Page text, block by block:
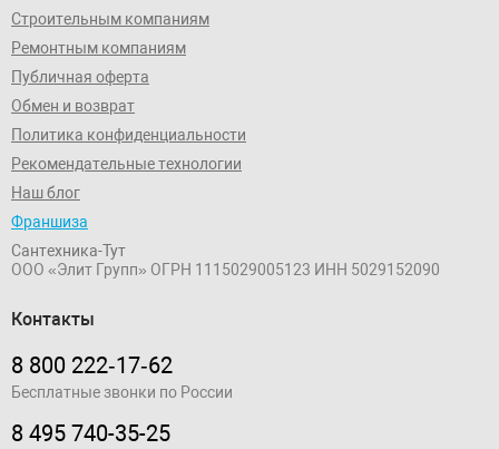
Строительным компаниям
Ремонтным компаниям
Публичная оферта
Обмен и возврат
Политика конфиденциальности
Рекомендательные технологии
Наш блог
Франшиза
Сантехника-Тут
ООО «Элит Групп» ОГРН 1115029005123 ИНН 5029152090
Контакты
8 800 222‑17‑62
Бесплатные звонки по России
8 495 740-35-25